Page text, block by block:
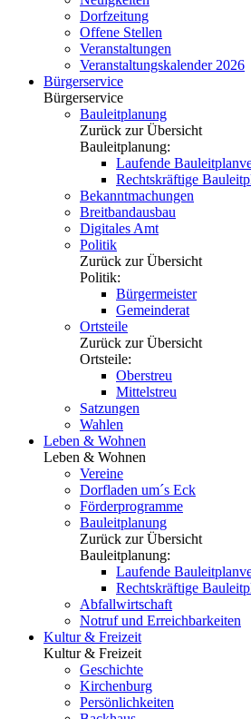
Dorfzeitung
Offene Stellen
Veranstaltungen
Veranstaltungskalender 2026
Bürgerservice
Bürgerservice
Bauleitplanung
Zurück zur Übersicht
Bauleitplanung:
Laufende
Rechtskräftige
Bekanntmachungen
Breitbandausbau
Digitales Amt
Politik
Zurück zur Übersicht
Politik:
Bürgermeister
Gemeinderat
Ortsteile
Zurück zur Übersicht
Ortsteile:
Oberstreu
Mittelstreu
Satzungen
Wahlen
Leben & Wohnen
Leben & Wohnen
Vereine
Dorfladen um´s Eck
Förderprogramme
Bauleitplanung
Zurück zur Übersicht
Bauleitplanung:
Laufende
Rechtskräftige
Abfallwirtschaft
Notruf und Erreichbarkeiten
Kultur & Freizeit
Kultur & Freizeit
Geschichte
Kirchenburg
Persönlichkeiten